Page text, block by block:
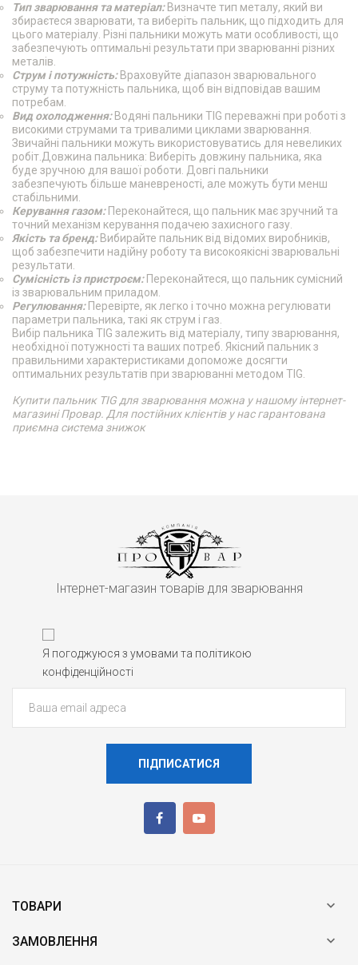
Тип зварювання та матеріал:Визначте тип металу, який ви
збираєтеся зварювати, та виберіть пальник, що підходить для
цього матеріалу. Різні пальники можуть мати особливості, що
забезпечують оптимальні результати при зварюванні різних
металів.
Струм і потужність:Враховуйте діапазон зварювального
струму та потужність пальника, щоб він відповідав вашим
потребам.
Вид охолодження:Водяні пальники TIG переважні при роботі з
високими струмами та тривалими циклами зварювання.
Звичайні пальники можуть використовуватись для невеликих
робіт.Довжина пальника: Виберіть довжину пальника, яка
буде зручною для вашої роботи. Довгі пальники
забезпечують більше маневреності, але можуть бути менш
стабільними.
Керування газом:Переконайтеся, що пальник має зручний та
точний механізм керування подачею захисного газу.
Якість та бренд:Вибирайте пальник від відомих виробників,
щоб забезпечити надійну роботу та високоякісні зварювальні
результати.
Сумісність із пристроєм:Переконайтеся, що пальник сумісний
із зварювальним приладом.
Регулювання: Перевірте, як легко і точно можна регулювати
параметри пальника, такі як струм і газ.
Вибір пальника TIG залежить від матеріалу, типу зварювання,
необхідної потужності та ваших потреб. Якісний пальник з
правильними характеристиками допоможе досягти
оптимальних результатів при зварюванні методом TIG.
Купити пальник TIG для зварювання можна у нашому інтернет-
магазині Провар. Для постійних клієнтів у нас гарантована
приємна система знижок
Інтернет-магазин товарів для зварювання
Я погоджуюся з умовами та політикою
конфіденційності
ПІДПИСАТИСЯ
ТОВАРИ 
ЗАМОВЛЕННЯ 